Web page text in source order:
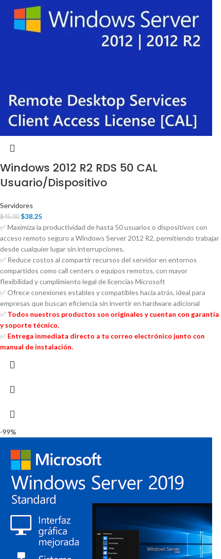
Windows 2012 R2 RDS 50 CAL
Usuario/Dispositivo
Servidores
$45.00 $38.25
✅ Maximiza la productividad de hasta 50 usuarios o dispositivos con
acceso remoto seguro a Windows Server 2012 R2, permitiendo trabajar
desde cualquier lugar sin interrupciones.
✅ Reduce costos al compartir recursos del servidor en entornos
compartidos como call centers o equipos remotos, con mayor
flexibilidad y cumplimiento legal de licencias Microsoft
✅ Ofrece conexiones estables y compatibles hacia atrás, ideal para
empresas que buscan eficiencia sin invertir en hardware adicional
✅ Todos nuestros productos son originales y cuentan con garantía
y soporte técnico.
✅ Entrega inmediata directo a tu correo electrónico junto con
manual de instalación.
-99%